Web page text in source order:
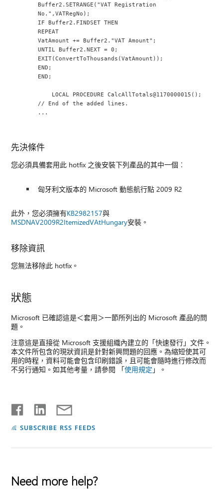
Buffer2.SETRANGE("VAT Registration
No.",VATRegNo);
IF Buffer2.FINDSET THEN
REPEAT
VatAmount += Buffer2."VAT Amount";
UNTIL Buffer2.NEXT = 0;
EXIT(ConvertToThousands(VatAmount));
END;
END;
    LOCAL PROCEDURE CalcAllTotals@1170000015();
// End of the added lines.
...
先決條件
您必須具備套用此 hotfix 之後安裝下列產品的其中一個︰
匈牙利文版本的 Microsoft 動態航行點 2009 R2
此外，您必須擁有KB2982157與
MSDNAV2009R2ItemizedVAtHungary安裝。
移除資訊
您無法移除此 hotfix。
狀態
Microsoft 已確認這是＜套用＞一節所列出的 Microsoft 產品的問
題。
注意這是直接從 Microsoft 支援組織內建立的「快速發行」文件。
本文件所包含的現狀資訊是針對新興問題的回應。為縮短使其可
用的時程，資料可能會包含印刷錯誤，且可能會隨時進行修改而
不另行通知。如其他考量，請參閱 「使用規定 」。
SUBSCRIBE RSS FEEDS
Need more help?